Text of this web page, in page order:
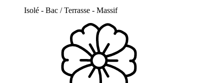
Isolé - Bac / Terrasse - Massif